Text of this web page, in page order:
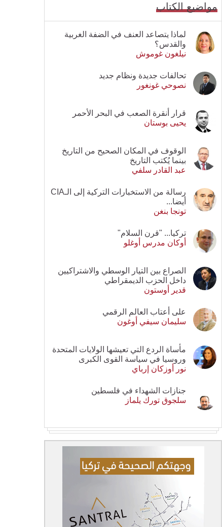
مواضيع الكتاب
لماذا يتصاعد العنف في الضفة الغربية
والقدس؟
نيلغون غوموش
تحالفات جديدة ونظام جديد
نصوحي غونغور
قرار أنقرة الصعب في البحر الأحمر
يحيى بوستان
الوقوف في المكان الصحيح من التاريخ
بينما يُكتب التاريخ
عبد القادر سلفي
رسالة من الاستخبارات التركية إلى الـCIA
أيضا...
تونجا بنغن
تركيا... "قرن السلام"
أوكان مدرس أوغلو
الصراع بين التيار الوسطي والاشتراكيين
داخل الحزب الديمقراطي
قدير أوستون
على أعتاب العالم الرقمي
سليمان سيفي أوغون
مأساة الردع التي تعيشها الولايات المتحدة
وروسيا في سياسة القوى الكبرى
نور أوزكان إرباي
جنازات الشهداء في فلسطين
سلجوق تورك يلماز